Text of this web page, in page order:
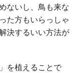
ないし、鳥も来な
た方もいらっしゃ
決するいい方法が
を植えることで